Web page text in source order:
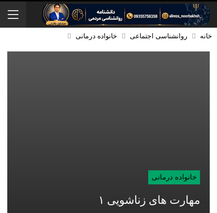
خانه روانشناسی اجتماعی خانواده درمانی
خانواده درمانی
مهارت های زناشویی ۱